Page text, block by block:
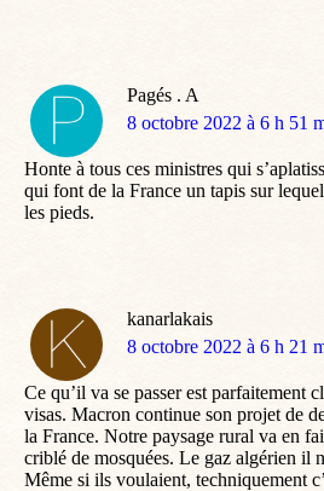
Pagés . A
dit
8 octobre 2022 à 6 h 51
Honte à tous ces ministres qui
qui font de la France un tapis sur lequel
les pieds.
kanarlakais
dit
8 octobre 2022 à 6 h 21
Ce qu’il va se passer est parfaitement
visas. Macron continue son projet de
la France. Notre paysage rural va en
criblé de mosquées. Le gaz algérien il
Même si ils voulaient, techniquement